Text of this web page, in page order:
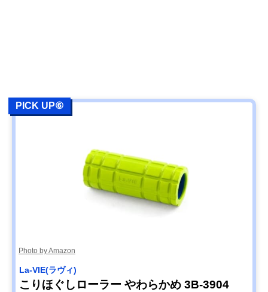
PICK UP⑥
Photo by Amazon
La-VIE(ラヴィ)
こりほぐしローラー やわらかめ 3B-3904